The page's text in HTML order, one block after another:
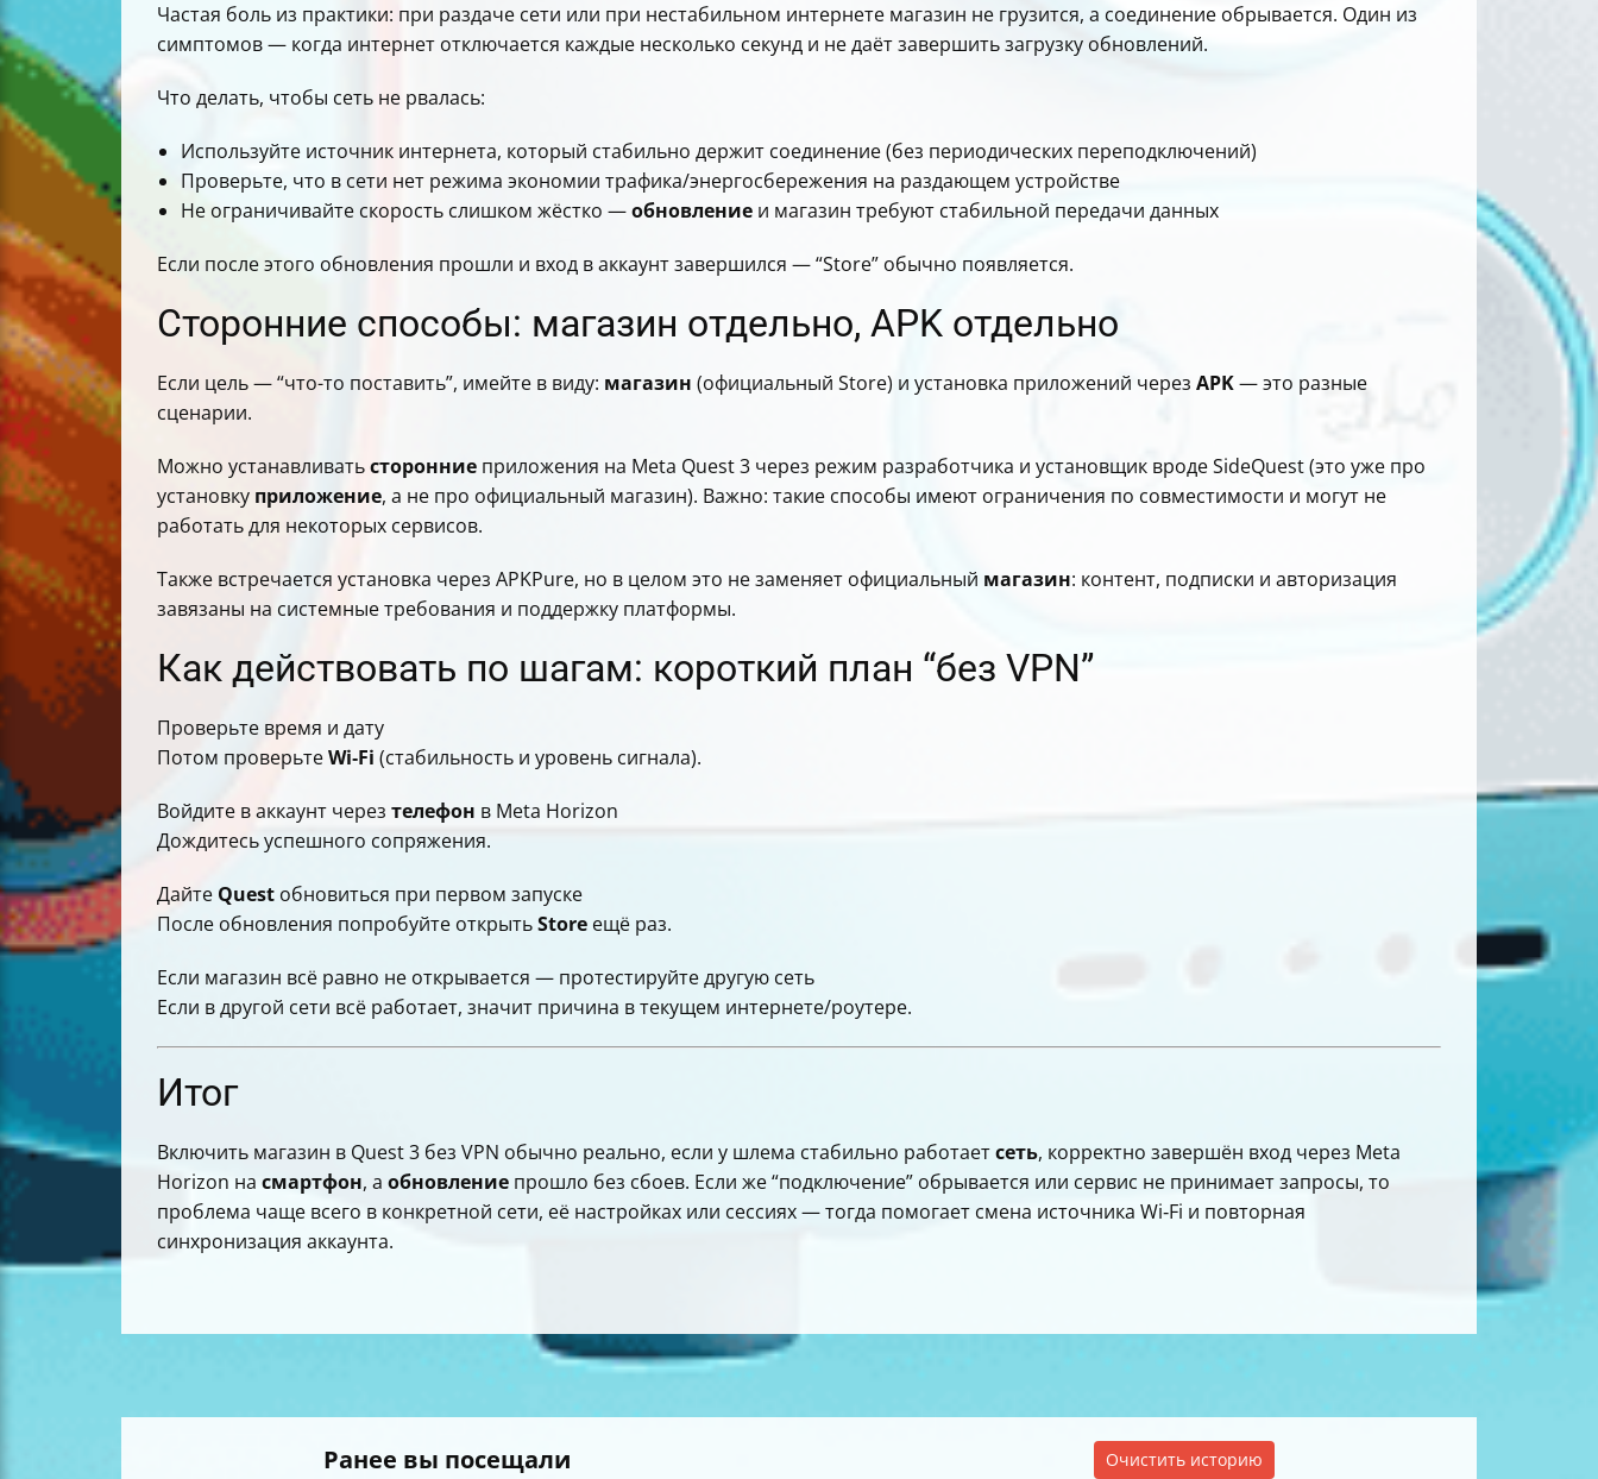
Частая боль из практики: при раздаче сети или при нестабильном интернете магазин не грузится, а соединение обрывается. Один из
симптомов — когда интернет отключается каждые несколько секунд и не даёт завершить загрузку обновлений.
Что делать, чтобы сеть не рвалась:
Используйте источник интернета, который стабильно держит соединение (без периодических переподключений)
Проверьте, что в сети нет режима экономии трафика/энергосбережения на раздающем устройстве
Не ограничивайте скорость слишком жёстко —обновление и магазин требуют стабильной передачи данных
Если после этого обновления прошли и вход в аккаунт завершился — “Store” обычно появляется.
Сторонние способы: магазин отдельно, APK отдельно
Если цель — “что-то поставить”, имейте в виду: магазин (официальный Store) и установка приложений через APK— это разные
сценарии.
Можно устанавливатьсторонние приложения на Meta Quest 3 через режим разработчика и установщик вроде SideQuest (это уже про
установку приложение, а не про официальный магазин). Важно: такие способы имеют ограничения по совместимости и могут не
работать для некоторых сервисов.
Также встречается установка через APKPure, но в целом это не заменяет официальный магазин: контент, подписки и авторизация
завязаны на системные требования и поддержку платформы.
Как действовать по шагам: короткий план “без VPN”
Проверьте время и дату
Потом проверьтеWi‑Fi (стабильность и уровень сигнала).
Войдите в аккаунт через телефон в Meta Horizon
Дождитесь успешного сопряжения.
Дайте Quest обновиться при первом запуске
После обновления попробуйте открытьStore ещё раз.
Если магазин всё равно не открывается — протестируйте другую сеть
Если в другой сети всё работает, значит причина в текущем интернете/роутере.
Итог
Включить магазин в Quest 3 без VPN обычно реально, если у шлема стабильно работаетсеть, корректно завершён вход через Meta
Horizon на смартфон, а обновление прошло без сбоев. Если же “подключение” обрывается или сервис не принимает запросы, то
проблема чаще всего в конкретной сети, её настройках или сессиях — тогда помогает смена источника Wi‑Fi и повторная
синхронизация аккаунта.
Ранее вы посещали Очистить историю